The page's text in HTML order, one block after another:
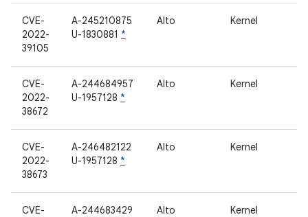
CVE-
2022-
39105
A-245210875
U-1830881 *
Alto Kernel
CVE-
2022-
38672
A-244684957
U-1957128 *
Alto Kernel
CVE-
2022-
38673
A-246482122
U-1957128 *
Alto Kernel
CVE-
A-244683429
Alto Kernel